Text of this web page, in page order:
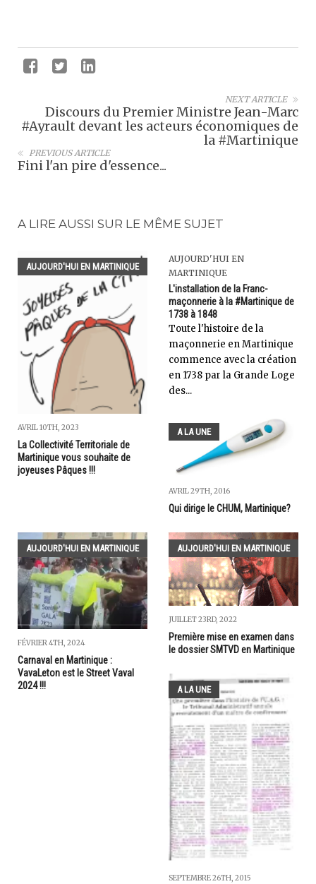
NEXT ARTICLE
Discours du Premier Ministre Jean-Marc
#Ayrault devant les acteurs économiques de
la #Martinique
PREVIOUS ARTICLE
Fini l'an pire d'essence...
A LIRE AUSSI SUR LE MÊME SUJET
AUJOURD'HUI EN MARTINIQUE
AVRIL 10TH, 2023
La Collectivité Territoriale de
Martinique vous souhaite de
joyeuses Pâques !!!
AUJOURD'HUI EN
MARTINIQUE
L'installation de la Franc-
maçonnerie à la #Martinique de
1738 à 1848
Toute l'histoire de la
maçonnerie en Martinique
commence avec la création
en 1738 par la Grande Loge
des...
A LA UNE
AVRIL 29TH, 2016
Qui dirige le CHUM, Martinique?
AUJOURD'HUI EN MARTINIQUE
FÉVRIER 4TH, 2024
Carnaval en Martinique :
VavaLeton est le Street Vaval
2024 !!!
AUJOURD'HUI EN MARTINIQUE
JUILLET 23RD, 2022
Première mise en examen dans
le dossier SMTVD en Martinique
A LA UNE
SEPTEMBRE 26TH, 2015